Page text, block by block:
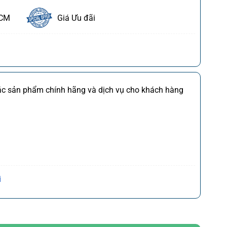
Giá Ưu đãi
Chi tiết
Chi tiết
sản phẩm chính hãng và dịch vụ cho khách hàng
Hưng Đạo, P. Cửa Nam, Q. Hoàn Kiếm, Tp. Hà
lượng